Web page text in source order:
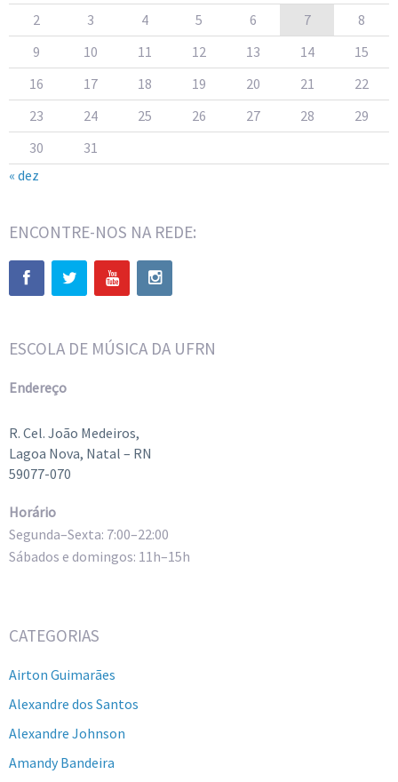
2 3 4 5 6 7
8
9
10 11 12 13 14
15
16
17 18 19 20 21
22
23
24 25 26 27 28
29
30
31
« dez
ENCONTRE-NOS NA REDE:
ESCOLA DE MÚSICA DA UFRN
Endereço
R. Cel. João Medeiros,
Lagoa Nova, Natal – RN
59077-070
Horário
Segunda–Sexta: 7:00–22:00
Sábados e domingos: 11h–15h
CATEGORIAS
Airton Guimarães
Alexandre dos Santos
Alexandre Johnson
Amandy Bandeira